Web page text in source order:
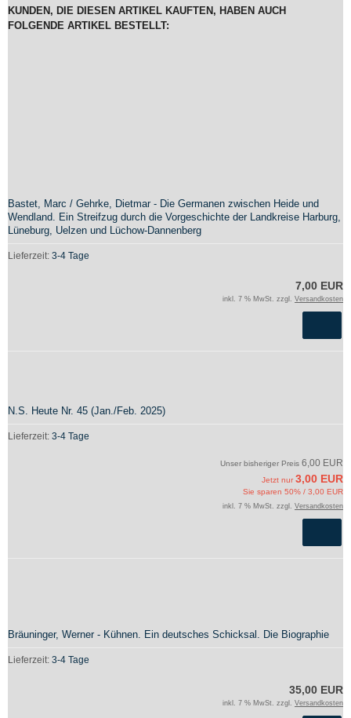
KUNDEN, DIE DIESEN ARTIKEL KAUFTEN, HABEN AUCH
FOLGENDE ARTIKEL BESTELLT:
Bastet, Marc / Gehrke, Dietmar - Die Germanen zwischen Heide und
Wendland. Ein Streifzug durch die Vorgeschichte der Landkreise Harburg,
Lüneburg, Uelzen und Lüchow-Dannenberg
Lieferzeit: 3-4 Tage
7,00 EUR
inkl. 7 % MwSt. zzgl. Versandkosten
N.S. Heute Nr. 45 (Jan./Feb. 2025)
Lieferzeit: 3-4 Tage
Unser bisheriger Preis 6,00 EUR
Jetzt nur 3,00 EUR
Sie sparen 50% / 3,00 EUR
inkl. 7 % MwSt. zzgl. Versandkosten
Bräuninger, Werner - Kühnen. Ein deutsches Schicksal. Die Biographie
Lieferzeit: 3-4 Tage
35,00 EUR
inkl. 7 % MwSt. zzgl. Versandkosten